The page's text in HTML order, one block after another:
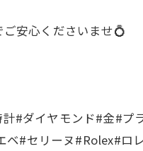
安心くださいませ💍
#ダイヤモンド#金#プ
ベ#セリーヌ#Rolex#ロ